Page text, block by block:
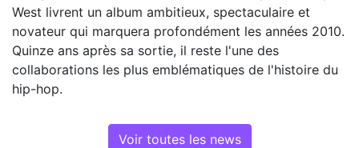
West livrent un album ambitieux, spectaculaire et
novateur qui marquera profondément les années 2010.
Quinze ans après sa sortie, il reste l'une des
collaborations les plus emblématiques de l'histoire du
hip-hop.
Voir toutes les news